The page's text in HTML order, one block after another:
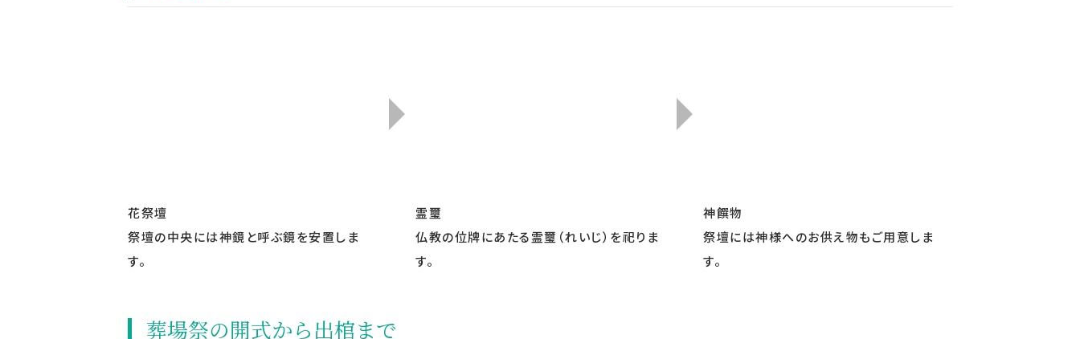
花祭壇
祭壇の中央には神鏡と呼ぶ鏡を安置しま
す。
霊璽
仏教の位牌にあたる霊璽（れいじ）を祀りま
す。
神饌物
祭壇には神様へのお供え物もご用意しま
す。
葬場祭の開式から出棺まで